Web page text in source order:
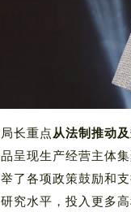
长重点从法制推动
呈现生产经营主体
了各项政策鼓励和
究水平，投入更多